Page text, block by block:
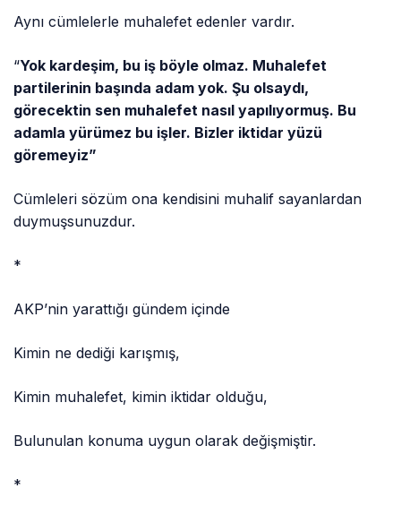
Aynı cümlelerle muhalefet edenler vardır.
“Yok kardeşim, bu iş böyle olmaz. Muhalefet
partilerinin başında adam yok. Şu olsaydı,
görecektin sen muhalefet nasıl yapılıyormuş. Bu
adamla yürümez bu işler. Bizler iktidar yüzü
göremeyiz”
Cümleleri sözüm ona kendisini muhalif sayanlardan
duymuşsunuzdur.
*
AKP’nin yarattığı gündem içinde
Kimin ne dediği karışmış,
Kimin muhalefet, kimin iktidar olduğu,
Bulunulan konuma uygun olarak değişmiştir.
*